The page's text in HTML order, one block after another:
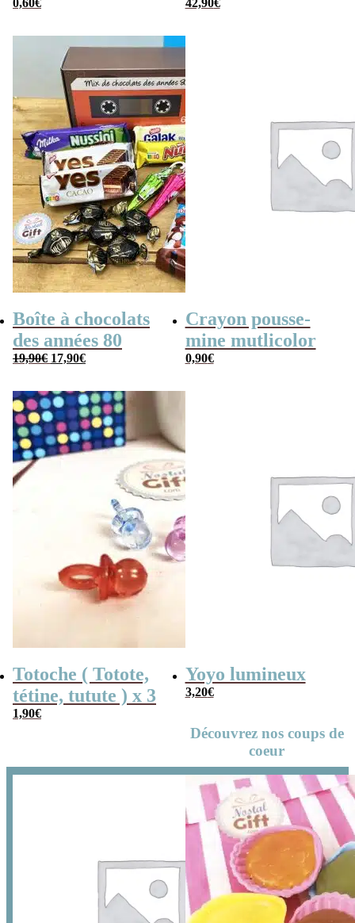
0,60€
(avec sa console de
42,90€
Boîte à chocolats
des années 80
19,90€ Le
prix
19,90€.
17,90€Le
prix
17,90€.
Crayon pousse-
mine mutlicolor
0,90€
Totoche ( Totote,
tétine, tutute ) x 3
1,90€
Yoyo lumineux
3,20€
Découvrez nos coups de
coeur